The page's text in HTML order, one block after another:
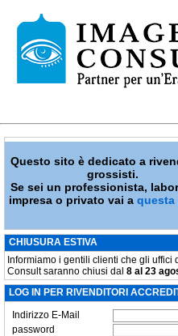
Questo sito è dedicato a
grossisti.
Se sei un professionista,
impresa o privato vai aquesta
CHIUSURA ESTIVA
Informiamo i gentili clienti che gli uffici
Consult saranno chiusi dal 8 al 23
LOG IN PER RIVENDITORI
Indirizzo E-Mail
password